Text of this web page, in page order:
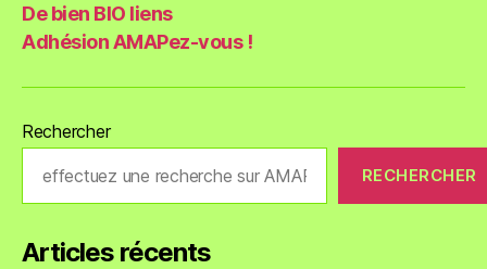
De bien BIO liens
Adhésion AMAPez-vous !
Rechercher
RECHERCHER
Articles récents